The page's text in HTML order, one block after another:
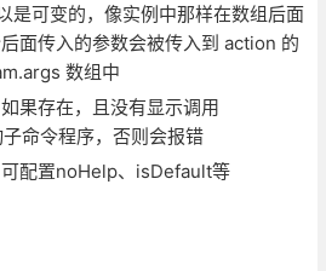
是可变的，像实例中那样在数组后面
面传入的参数会被传入到 action 的
数组中
果存在，且没有显示调用
命令程序，否则会报错
配置noHelp、isDefault等